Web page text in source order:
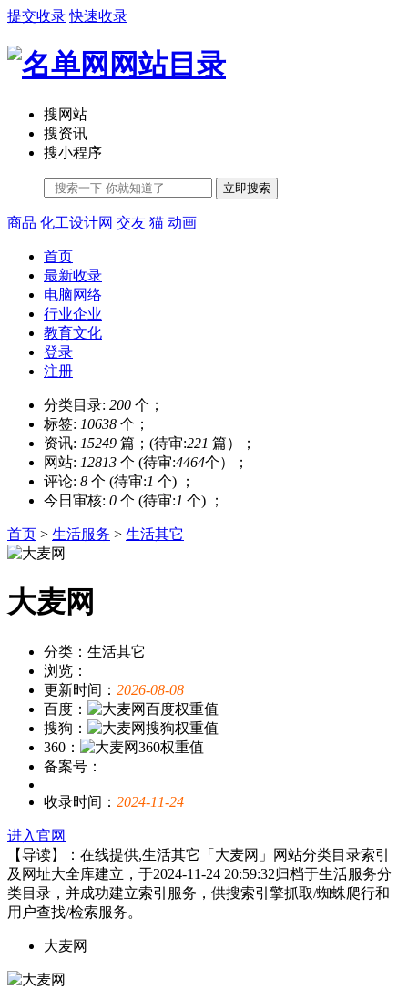
提交收录 快速收录
搜网站
搜资讯
搜小程序
立即搜索
商品 化工设计网 交友 猫 动画
首页
最新收录
电脑网络
行业企业
教育文化
登录
注册
分类目录: 200 个；
标签: 10638 个；
资讯: 15249 篇；(待审:221 篇）；
网站: 12813 个 (待审:4464个）；
评论: 8 个 (待审:1 个) ；
今日审核: 0 个 (待审:1 个) ；
首页 > 生活服务 > 生活其它
大麦网
分类：生活其它
浏览：
更新时间： 2026-08-08
百度：
搜狗：
360：
备案号：
收录时间： 2024-11-24
进入官网
【导读】：在线提供,生活其它「大麦网」网站分类目录索引
及网址大全库建立，于2024-11-24 20:59:32归档于生活服务分
类目录，并成功建立索引服务，供搜索引擎抓取/蜘蛛爬行和
用户查找/检索服务。
大麦网